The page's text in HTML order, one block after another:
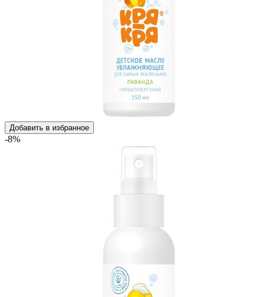
Добавить в избранное
-8%